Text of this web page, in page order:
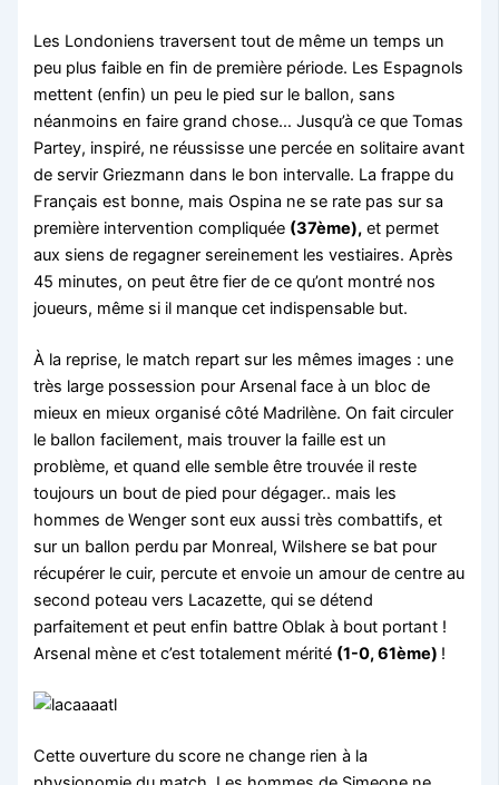
Les Londoniens traversent tout de même un temps un
peu plus faible en fin de première période. Les Espagnols
mettent (enfin) un peu le pied sur le ballon, sans
néanmoins en faire grand chose… Jusqu’à ce que Tomas
Partey, inspiré, ne réussisse une percée en solitaire avant
de servir Griezmann dans le bon intervalle. La frappe du
Français est bonne, mais Ospina ne se rate pas sur sa
première intervention compliquée (37ème), et permet
aux siens de regagner sereinement les vestiaires. Après
45 minutes, on peut être fier de ce qu’ont montré nos
joueurs, même si il manque cet indispensable but.
À la reprise, le match repart sur les mêmes images : une
très large possession pour Arsenal face à un bloc de
mieux en mieux organisé côté Madrilène. On fait circuler
le ballon facilement, mais trouver la faille est un
problème, et quand elle semble être trouvée il reste
toujours un bout de pied pour dégager.. mais les
hommes de Wenger sont eux aussi très combattifs, et
sur un ballon perdu par Monreal, Wilshere se bat pour
récupérer le cuir, percute et envoie un amour de centre au
second poteau vers Lacazette, qui se détend
parfaitement et peut enfin battre Oblak à bout portant !
Arsenal mène et c’est totalement mérité (1-0, 61ème) !
Cette ouverture du score ne change rien à la